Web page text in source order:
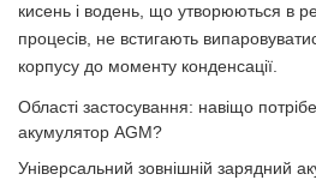
кисень і водень, що утворюються в
процесів, не встигають
корпусу до моменту конденсації.
Області застосування: навіщо
акумулятор AGM?
Універсальний зовнішній зарядний